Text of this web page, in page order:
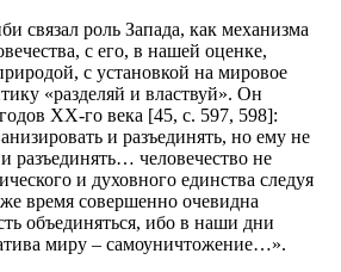
связал роль Запада, как механизма
с его, в нашей оценке,
с установкой на мировое
«разделяй и властвуй». Он
ХХ-го века [45, с. 597, 598]:
и разъединять, но ему не
разъединять… человечество не
и духовного единства следуя
время совершенно очевидна
объединяться, ибо в наши дни
миру – самоуничтожение…».